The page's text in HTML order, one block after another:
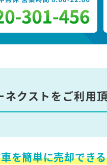
クストをご利用
を簡単に売却でき